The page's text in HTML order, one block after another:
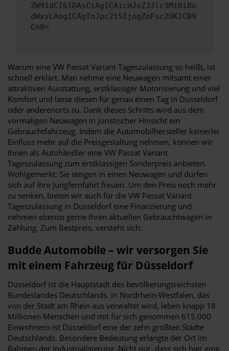
ZW91dCI6IDAsCiAgICAicHJvZ3Jlc3MiOiBu
dWxsLAogICAgInJpc2t5IjogZmFsc2UKICB9
Cn0=
Warum eine VW Passat Variant Tageszulassung so heißt, ist
schnell erklärt. Man nehme eine Neuwagen mitsamt einer
attraktiven Ausstattung, erstklassiger Motorisierung und viel
Komfort und lasse diesen für genau einen Tag in Düsseldorf
oder anderenorts zu. Dank dieses Schritts wird aus dem
vormaligen Neuwagen in juristischer Hinsicht ein
Gebrauchtfahrzeug. Indem die Automobilhersteller keinerlei
Einfluss mehr auf die Preisgestaltung nehmen, können wir
Ihnen als Autohändler eine VW Passat Variant
Tageszulassung zum erstklassigen Sonderpreis anbieten.
Wohlgemerkt: Sie steigen in einen Neuwagen und dürfen
sich auf Ihre Jungfernfahrt freuen. Um den Preis noch mehr
zu senken, bieten wir auch für die VW Passat Variant
Tageszulassung in Düsseldorf eine Finanzierung und
nehmen ebenso gerne Ihren aktuellen Gebrauchtwagen in
Zahlung. Zum Bestpreis, versteht sich.
Budde Automobile – wir versorgen Sie
mit einem Fahrzeug für Düsseldorf
Düsseldorf ist die Hauptstadt des bevölkerungsreichsten
Bundeslandes Deutschlands. In Nordrhein-Westfalen, das
von der Stadt am Rhein aus verwaltet wird, leben knapp 18
Millionen Menschen und mit für sich genommen 615.000
Einwohnern ist Düsseldorf eine der zehn größten Städte
Deutschlands. Besondere Bedeutung erlangte der Ort im
Rahmen der Industrialisierung. Nicht nur, dass sich hier eine